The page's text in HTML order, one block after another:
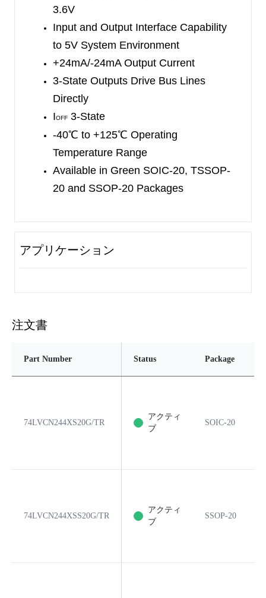
3.6V
Input and Output Interface Capability
to 5V System Environment
+24mA/-24mA Output Current
3-State Outputs Drive Bus Lines
Directly
IOFF 3-State
-40℃ to +125℃ Operating
Temperature Range
Available in Green SOIC-20, TSSOP-
20 and SSOP-20 Packages
アプリケーション
注文書
Part Number Status Package
74LVCN244XS20G/TR
アクティ
ブ
SOIC-20
74LVCN244XSS20G/TR
アクティ
ブ
SSOP-20